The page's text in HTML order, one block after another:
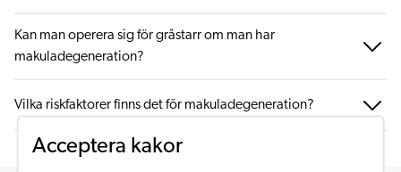
Kan man operera sig för gråstarr om man har
makuladegeneration?
Vilka riskfaktorer finns det för makuladegeneration?
Acceptera kakor